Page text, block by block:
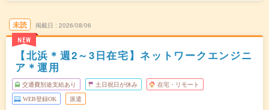
未読
NEW
掲載日 2026/08/06
【北浜＊週2～3日在宅】ネットワークエンジニ
ア＊運用
交通費別途支給あり 土日祝日が休み 在宅・リモート
WEB登録OK 派遣